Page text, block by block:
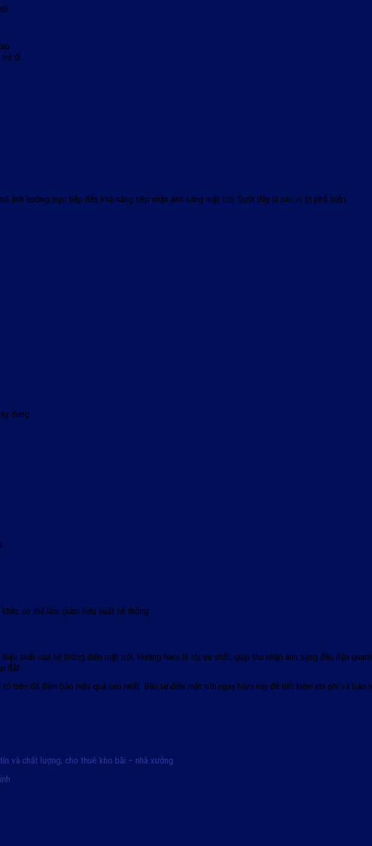
đi.
ảnh hưởng trực tiếp đến khả năng tiếp nhận ánh sáng mặt trời. Dưới đây là các vị trí phổ biến:
dựng.
có thể làm giảm hiệu suất hệ thống.
suất của hệ thống điện mặt trời. Hướng Nam là tối ưu nhất, giúp thu nhận ánh sáng đều đặn
đặt.
trên để đảm bảo hiệu quả cao nhất. Đầu tư điện mặt trời ngay hôm nay để tiết kiệm chi phí và bảo
và chất lượng, cho thuê kho bãi – nhà xưởng